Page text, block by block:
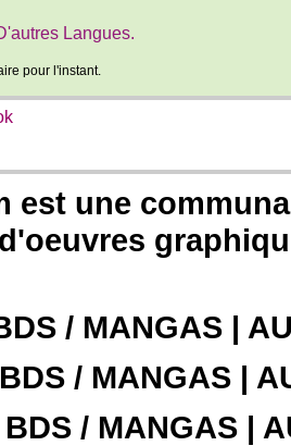
Langues.
pour l'instant.
est une
/ MANGAS |
/ MANGAS |
/ MANGAS |